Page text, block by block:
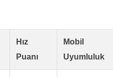
Hız
Puanı
Mobil
Uyumluluk